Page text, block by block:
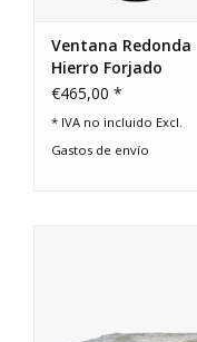
Ventana Redonda
Hierro Forjado
Abatible – Ø40,5 cm
€465,00 *
* IVA no incluido Excl.
Gastos de envío